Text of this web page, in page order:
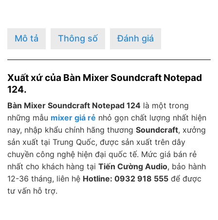
Mô tả Thông số Đánh giá
Xuất xứ của Bàn Mixer Soundcraft Notepad
124.
Bàn Mixer Soundcraft Notepad 124 là một trong
những mẫu mixer giá rẻ nhỏ gọn chất lượng nhất hiện
nay, nhập khẩu chính hãng thương Soundcraft, xưởng
sản xuất tại Trung Quốc, được sản xuất trên dây
chuyền công nghệ hiện đại quốc tế. Mức giá bán rẻ
nhất cho khách hàng tại Tiến Cường Audio, bảo hành
12-36 tháng, liên hệ Hotline: 0932 918 555 để được
tư vấn hỗ trợ.